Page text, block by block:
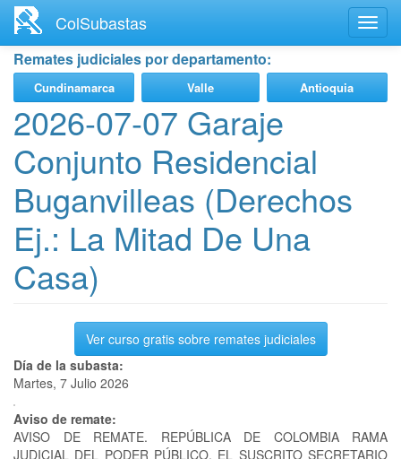
contenido
principal
ColSubastas
Remates judiciales por departamento:
Cundinamarca Valle Antioquia
2026-07-07 Garaje
Conjunto Residencial
Buganvilleas (Derechos
Ej.: La Mitad De Una
Casa)
Ver curso gratis sobre remates judiciales
Día de la subasta:
Martes, 7 Julio 2026
Aviso de remate:
AVISO DE REMATE. REPÚBLICA DE COLOMBIA RAMA
JUDICIAL DEL PODER PÚBLICO. EL SUSCRITO SECRETARIO